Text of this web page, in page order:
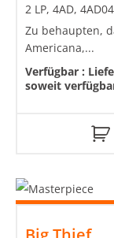
2 LP, 4AD,
Zu behaupten,
Americana,...
Verfügbar :
soweit